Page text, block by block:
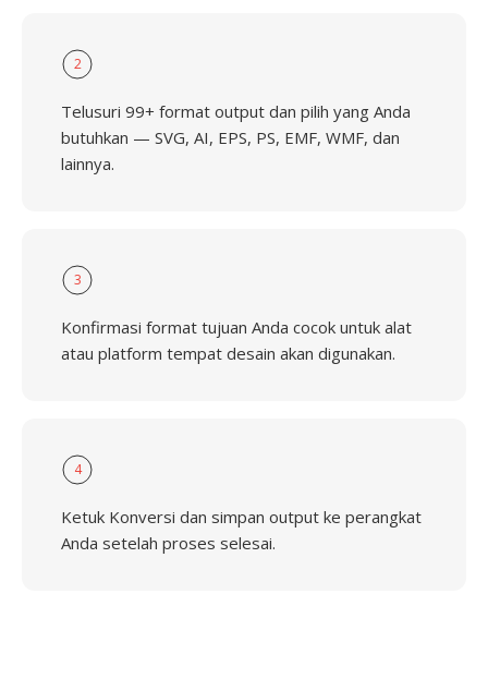
2
Telusuri 99+ format output dan pilih yang Anda
butuhkan — SVG, AI, EPS, PS, EMF, WMF, dan
lainnya.
3
Konfirmasi format tujuan Anda cocok untuk alat
atau platform tempat desain akan digunakan.
4
Ketuk Konversi dan simpan output ke perangkat
Anda setelah proses selesai.